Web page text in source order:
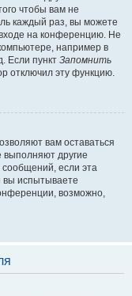
чтобы вам не
каждый раз, вы можете
на конференцию. Не
например в
Если пункт Запомнить
отключил эту функцию.
вам оставаться
выполняют другие
сообщений, если эта
вы испытываете
возможно,